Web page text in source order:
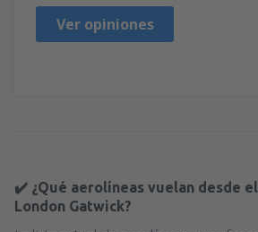
Ver opiniones
✔️ ¿Qué aerolíneas vuelan desde
London Gatwick?